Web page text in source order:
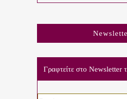
Γραφτείτε στο